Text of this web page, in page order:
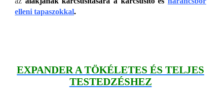
elleni tapaszokkal.
EXPANDER A TÖKÉLETES ÉS TELJES
TESTEDZÉSHEZ